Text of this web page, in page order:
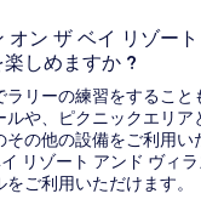
オン ザ ベイ リゾー
しめますか ?
ラリーの練習をすること
ルや、ピクニックエリア
その他の設備をご利用
リゾート アンド ヴィ
ご利用いただけます。